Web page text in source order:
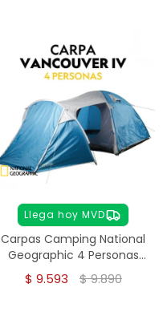
Llega hoy MVD
Carpas Camping National
Geographic 4 Personas
Vancouver
$ 9.593 $9.890